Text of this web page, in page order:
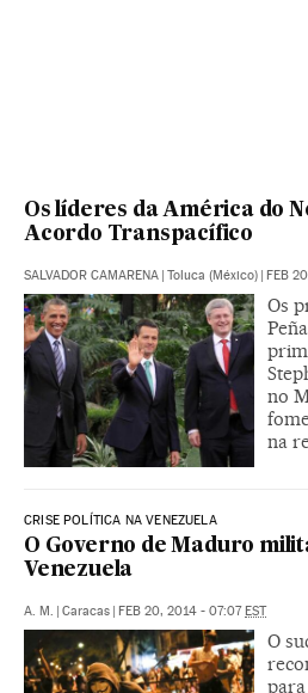
Os líderes da América do
Acordo Transpacífico
SALVADOR CAMARENA | Toluca (México) | FEB
Os
no
na
CRISE POLÍTICA NA VENEZUELA
O Governo de Maduro
Venezuela
A. M. | Caracas | FEB 20, 2014 - 07:07EST
O